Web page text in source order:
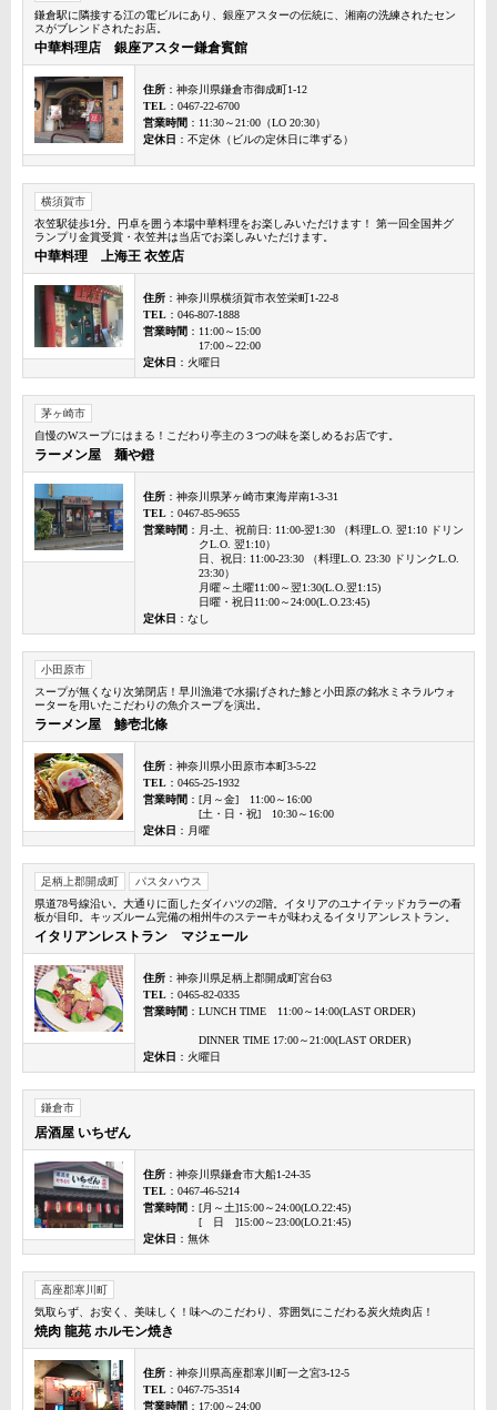
鎌倉駅に隣接する江の電ビルにあり、銀座アスターの伝統に、湘南の洗練されたセン
スがブレンドされたお店。
中華料理店 銀座アスター鎌倉賓館
住所 ：神奈川県鎌倉市御成町1-12
TEL ：0467-22-6700
営業時間 ：11:30～21:00（LO 20:30）
定休日 ：不定休（ビルの定休日に準ずる）
横須賀市
衣笠駅徒歩1分。円卓を囲う本場中華料理をお楽しみいただけます！ 第一回全国丼グ
ランプリ金賞受賞・衣笠丼は当店でお楽しみいただけます。
中華料理 上海王 衣笠店
住所 ：神奈川県横須賀市衣笠栄町1-22-8
TEL ：046-807-1888
営業時間 ：11:00～15:00
17:00～22:00
定休日 ：火曜日
茅ヶ崎市
自慢のWスープにはまる！こだわり亭主の３つの味を楽しめるお店です。
ラーメン屋 麺や鐙
住所 ：神奈川県茅ヶ崎市東海岸南1-3-31
TEL ：0467-85-9655
営業時間 ：月-土、祝前日: 11:00-翌1:30 （料理L.O. 翌1:10 ドリン
クL.O. 翌1:10）
日、祝日: 11:00-23:30 （料理L.O. 23:30 ドリンクL.O.
23:30）
月曜～土曜11:00～翌1:30(L.O.翌1:15)
日曜・祝日11:00～24:00(L.O.23:45)
定休日 ：なし
小田原市
スープが無くなり次第閉店！早川漁港で水揚げされた鯵と小田原の銘水ミネラルウォ
ーターを用いたこだわりの魚介スープを演出。
ラーメン屋 鯵壱北條
住所 ：神奈川県小田原市本町3-5-22
TEL ：0465-25-1932
営業時間 ：[月～金] 11:00～16:00
[土・日・祝] 10:30～16:00
定休日 ：月曜
足柄上郡開成町
パスタハウス
県道78号線沿い。大通りに面したダイハツの2階。イタリアのユナイテッドカラーの看
板が目印。キッズルーム完備の相州牛のステーキが味わえるイタリアンレストラン。
イタリアンレストラン マジェール
住所 ：神奈川県足柄上郡開成町宮台63
TEL ：0465-82-0335
営業時間 ：LUNCH TIME 11:00～14:00(LAST ORDER)
DINNER TIME 17:00～21:00(LAST ORDER)
定休日 ：火曜日
鎌倉市
居酒屋 いちぜん
住所 ：神奈川県鎌倉市大船1-24-35
TEL ：0467-46-5214
営業時間 ：[月～土]15:00～24:00(LO.22:45)
[ 日 ]15:00～23:00(LO.21:45)
定休日 ：無休
高座郡寒川町
気取らず、お安く、美味しく！味へのこだわり、雰囲気にこだわる炭火焼肉店！
焼肉 龍苑 ホルモン焼き
住所 ：神奈川県高座郡寒川町一之宮3-12-5
TEL ：0467-75-3514
営業時間 ：17:00～24:00